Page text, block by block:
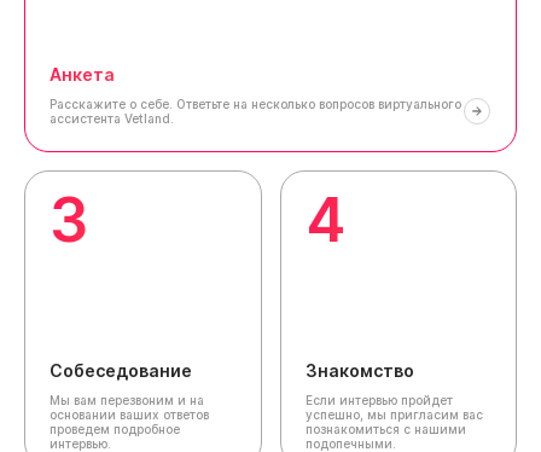
Анкета
Расскажите о себе. Ответьте на несколько вопросов виртуального
ассистента Vetland.
3
Собеседование
Мы вам перезвоним и на
основании ваших ответов
проведем подробное
интервью.
4
Знакомство
Если интервью пройдет
успешно, мы пригласим вас
познакомиться с нашими
подопечными.